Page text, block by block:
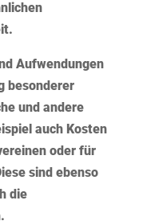
Aufwendungen
besonderer
und andere
auch Kosten
oder für
sind ebenso
die